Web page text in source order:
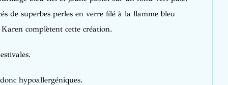
de superbes perles en verre filé à la flamme bleu
complètent cette création.
hypoallergéniques.